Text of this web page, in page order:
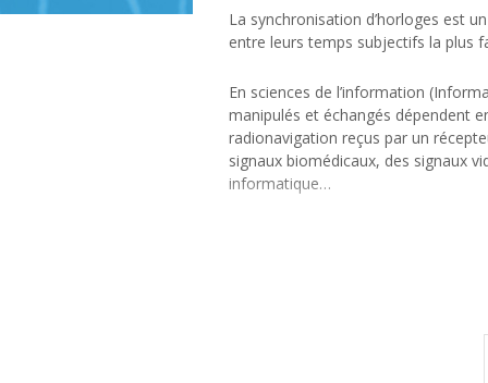
La synchronisation d’horloges est
entre leurs temps subjectifs la plus
En sciences de l’information
manipulés et échangés dépendent
radionavigation reçus par un
signaux biomédicaux, des signaux
informatique…
fréquences sont en général très